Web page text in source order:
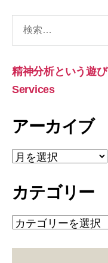
象:
精神分析という遊び
Services
アーカイブ
ア
ー
イ
カテゴリー
カ
テ